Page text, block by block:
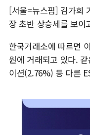
[서울=뉴스핌] 김가희
장 초반 상승세를 보이
한국거래소에 따르면
원에 거래되고 있다.
이션(2.76%) 등 다른